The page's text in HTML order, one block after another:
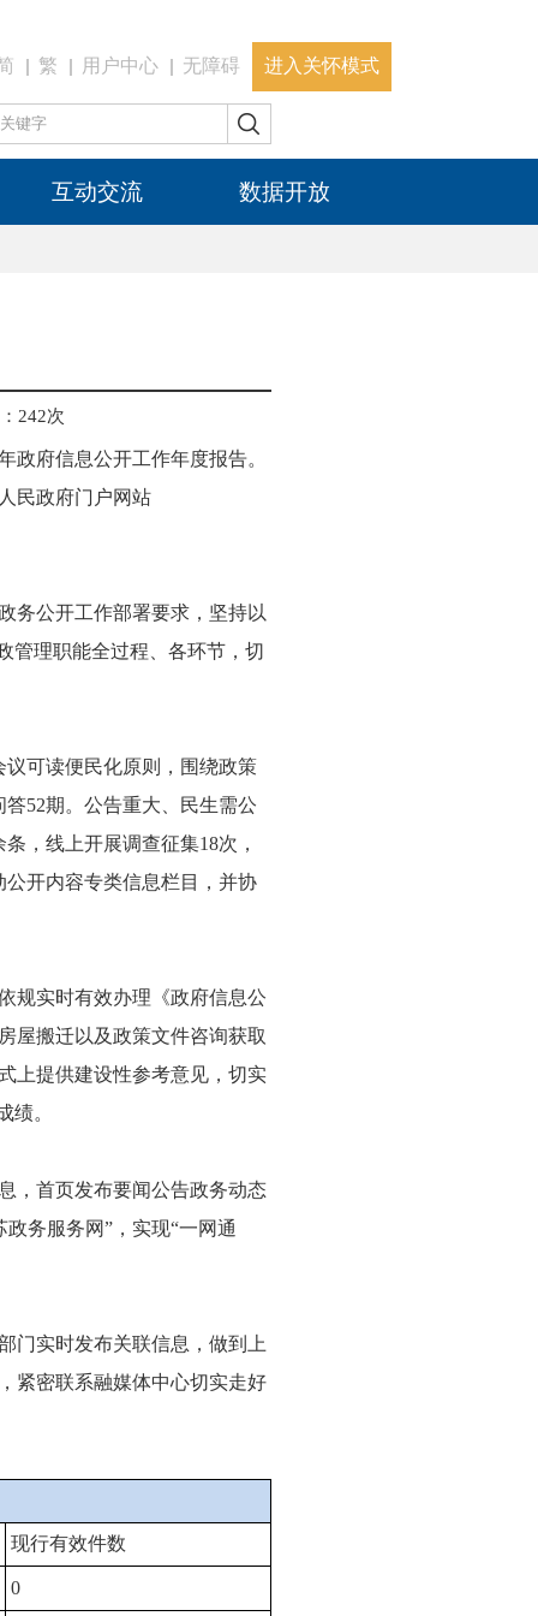
繁 用户中心 无障碍 进入关怀模式
互动交流 数据开放
242次
府信息公开工作年度报告。
民政府门户网站
公开工作部署要求，坚持以
管理职能全过程、各环节，切
可读便民化原则，围绕政策
52期。公告重大、民生需公
，线上开展调查征集18次，
开内容专类信息栏目，并协
实时有效办理《政府信息公
屋搬迁以及政策文件咨询获取
上提供建设性参考意见，切实
绩。
首页发布要闻公告政务动态
务服务网”，实现“一网通
实时发布关联信息，做到上
紧密联系融媒体中心切实走好
现行有效件数
0